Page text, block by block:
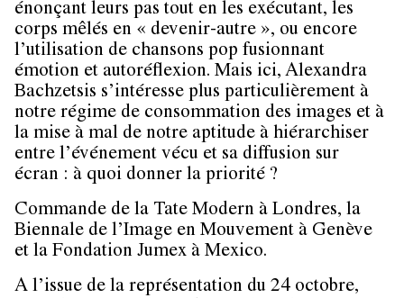
énonçant leurs pas tout en les exécutant, les
corps mêlés en « devenir-autre », ou encore
l’utilisation de chansons pop fusionnant
émotion et autoréflexion. Mais ici, Alexandra
Bachzetsis s’intéresse plus particulièrement à
notre régime de consommation des images et à
la mise à mal de notre aptitude à hiérarchiser
entre l’événement vécu et sa diffusion sur
écran : à quoi donner la priorité ?
Commande de la Tate Modern à Londres, la
Biennale de l’Image en Mouvement à Genève
et la Fondation Jumex à Mexico.
A l’issue de la représentation du 24 octobre,